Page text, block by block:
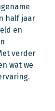
half jaar
en
verder
wat we